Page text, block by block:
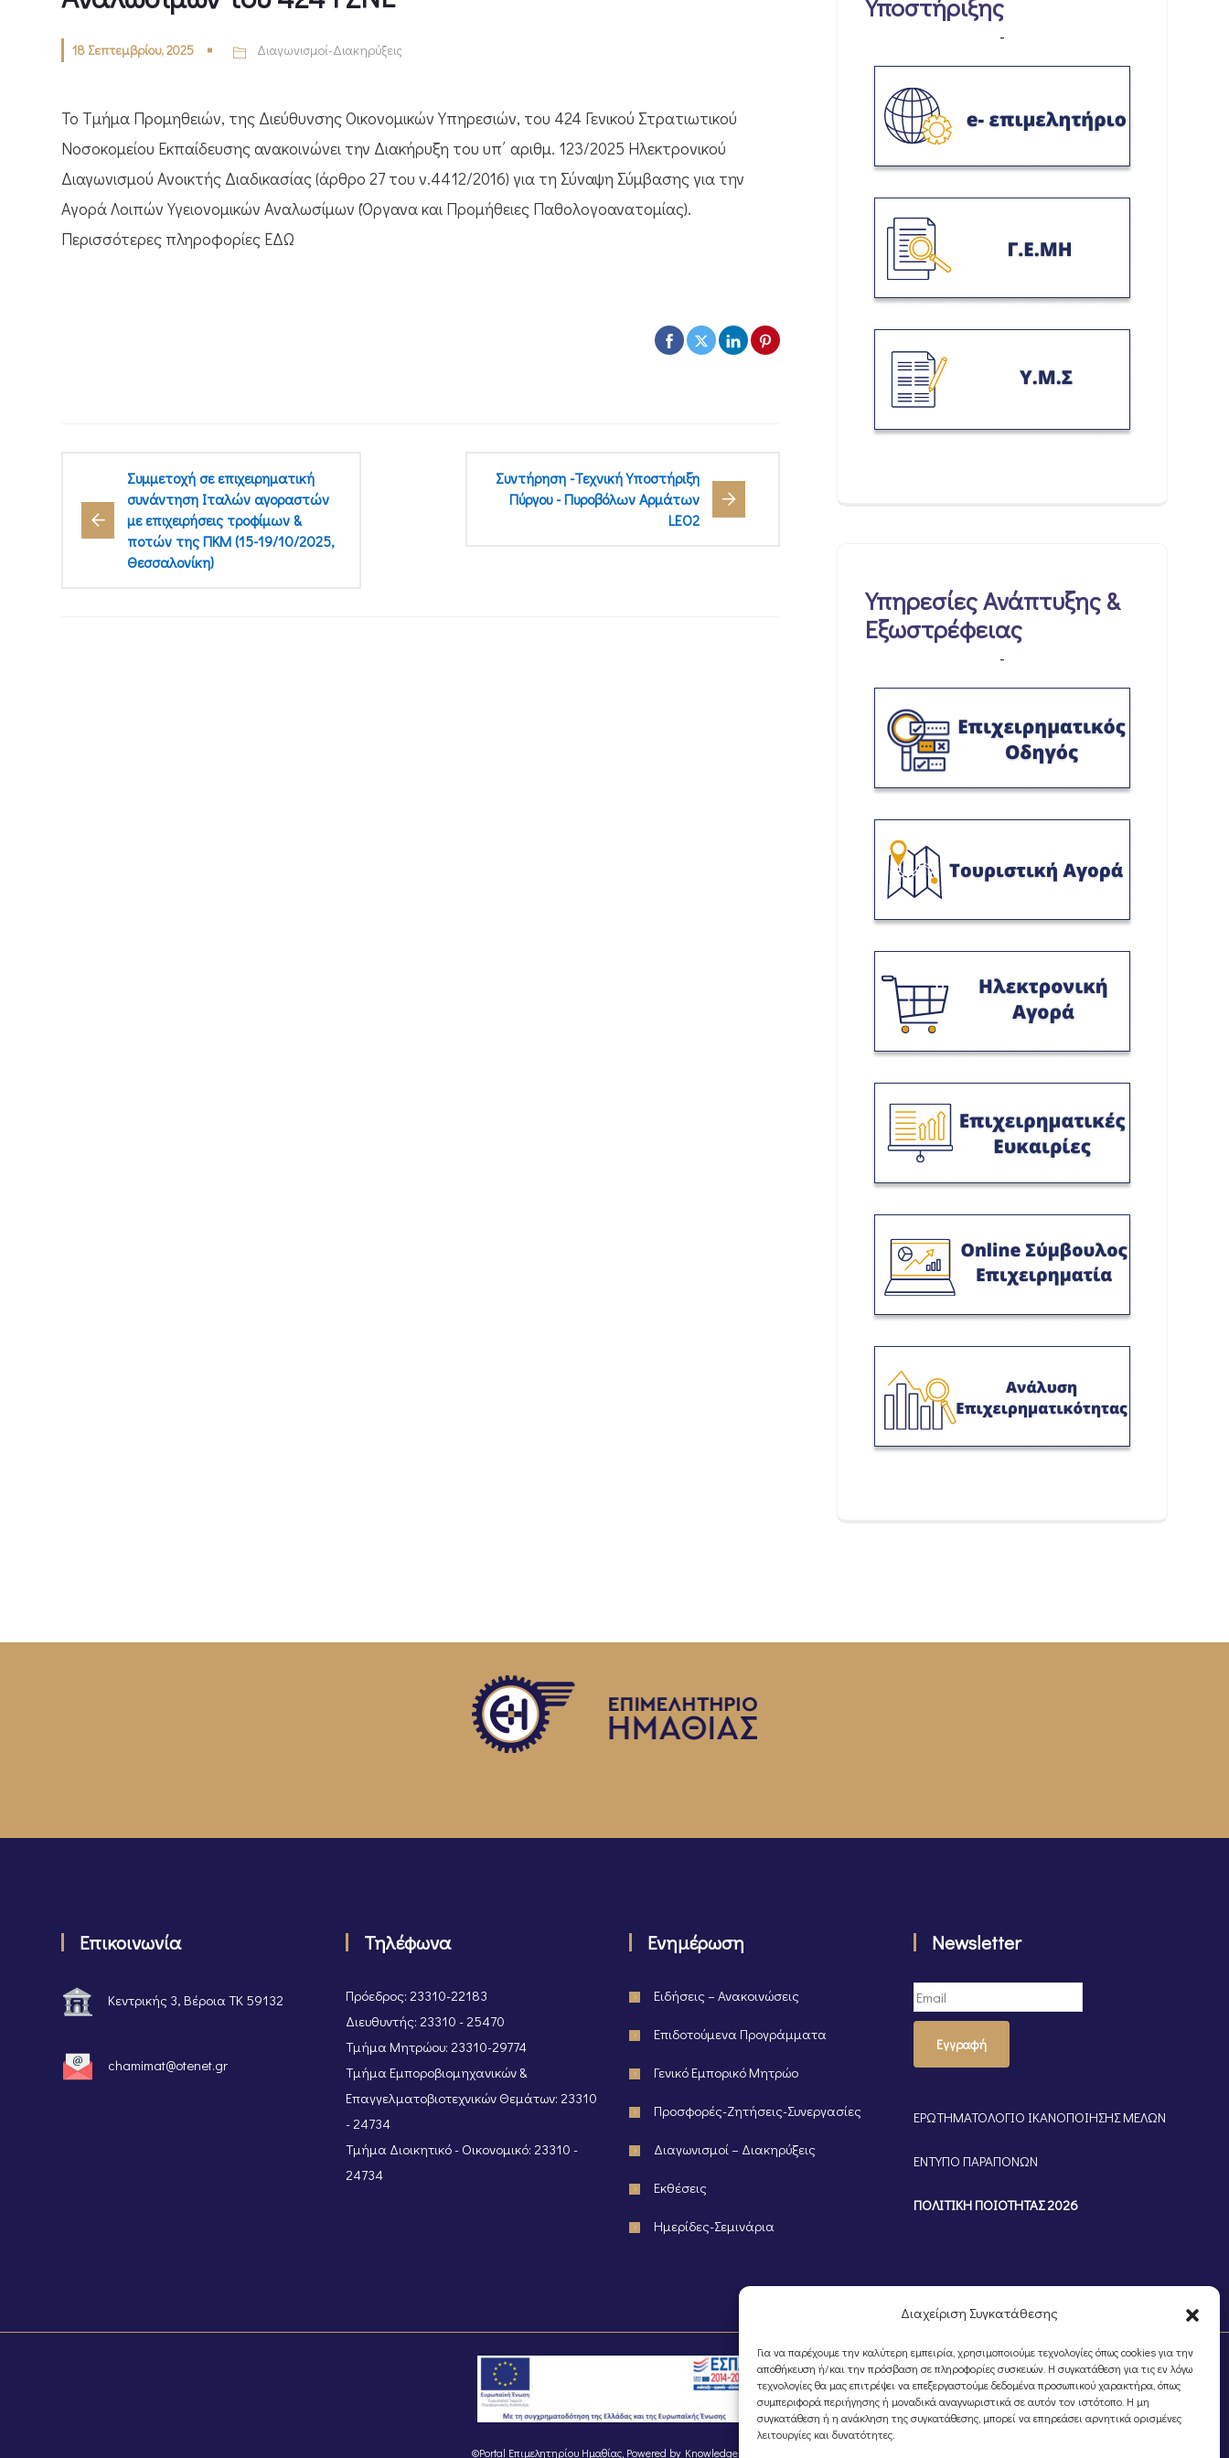
Διαχείριση Συγκατάθεσης
Για να παρέχουμε την καλύτερη εμπειρία, χρησιμοποιούμε τεχνολογίες όπως cookies για την
αποθήκευση ή/και την πρόσβαση σε πληροφορίες συσκευών. Η συγκατάθεση για τις εν λόγω
τεχνολογίες θα μας επιτρέψει να επεξεργαστούμε δεδομένα προσωπικού χαρακτήρα, όπως
συμπεριφορά περιήγησης ή μοναδικά αναγνωριστικά σε αυτόν τον ιστότοπο. Η μη
συγκατάθεση ή η ανάκληση της συγκατάθεσης, μπορεί να επηρεάσει αρνητικά ορισμένες
λειτουργίες και δυνατότητες.
18 Σεπτεμβρίου, 2025 Διαγωνισμοί-Διακηρύξεις
Το Τμήμα Προμηθειών, της Διεύθυνσης Οικονομικών Υπηρεσιών, του 424 Γενικού Στρατιωτικού
Νοσοκομείου Εκπαίδευσης ανακοινώνει την Διακήρυξη του υπ΄ αριθμ. 123/2025 Ηλεκτρονικού
Διαγωνισμού Ανοικτής Διαδικασίας (άρθρο 27 του ν.4412/2016) για τη Σύναψη Σύμβασης για την
Αγορά Λοιπών Υγειονομικών Αναλωσίμων (Όργανα και Προμήθειες Παθολογοανατομίας).
Περισσότερες πληροφορίες ΕΔΩ
Συμμετοχή σε επιχειρηματική
συνάντηση Ιταλών αγοραστών
με επιχειρήσεις τροφίμων &
ποτών της ΠΚΜ (15-19/10/2025,
Θεσσαλονίκη)
Συντήρηση -Τεχνική Υποστήριξη
Πύργου - Πυροβόλων Αρμάτων
LEO2
Υποστήριξης
-
Υπηρεσίες Ανάπτυξης &
Εξωστρέφειας
-
Επικοινωνία
Κεντρικής 3, Βέροια ΤΚ 59132
chamimat@otenet.gr
Τηλέφωνα
Πρόεδρος: 23310-22183
Διευθυντής: 23310 - 25470
Τμήμα Μητρώου: 23310-29774
Τμήμα Εμποροβιομηχανικών &
Επαγγελματοβιοτεχνικών Θεμάτων: 23310
- 24734
Τμήμα Διοικητικό - Οικονομικό: 23310 -
24734
Ενημέρωση
Ειδήσεις – Ανακοινώσεις
Επιδοτούμενα Προγράμματα
Γενικό Εμπορικό Μητρώο
Προσφορές-Ζητήσεις-Συνεργασίες
Διαγωνισμοί – Διακηρύξεις
Εκθέσεις
Ημερίδες-Σεμινάρια
Newsletter
Εγγραφή
ΕΡΩΤΗΜΑΤΟΛΟΓΙΟ ΙΚΑΝΟΠΟΙΗΣΗΣ ΜΕΛΩΝ
ΕΝΤΥΠΟ ΠΑΡΑΠΟΝΩΝ
ΠΟΛΙΤΙΚΗ ΠΟΙΟΤΗΤΑΣ 2026
©Portal Επιμελητηρίου Ημαθίας, Powered by Knowledge A.E.